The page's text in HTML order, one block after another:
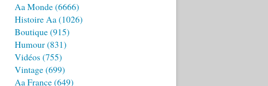
Aa Monde(6666)
Histoire Aa(1026)
Boutique(915)
Humour(831)
Vidéos (755)
Vintage(699)
Aa France(649)